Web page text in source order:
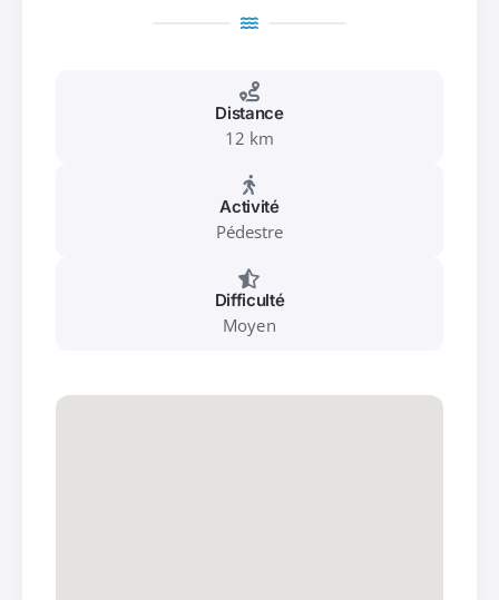
Distance
12 km
Activité
Pédestre
Difficulté
Moyen